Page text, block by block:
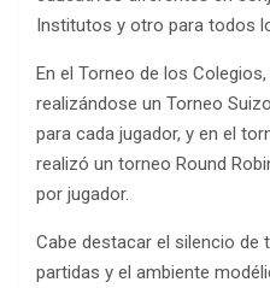
Institutos y otro para todos
En el Torneo de los
realizándose un Torneo
para cada jugador, y en el
realizó un torneo Round
por jugador.
Cabe destacar el silencio
partidas y el ambiente